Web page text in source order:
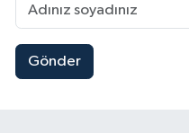
Gönder